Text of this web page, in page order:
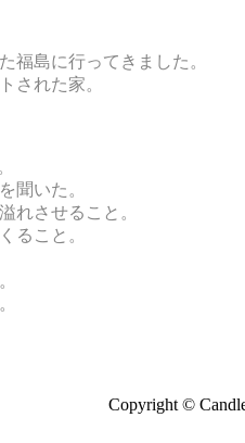
福島に行ってきました。
された家。
聞いた。
れさせること。
ること。
Copyright ©